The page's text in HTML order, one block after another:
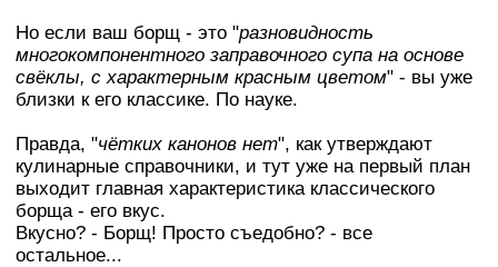
Но если ваш борщ - это "разновидность
многокомпонентного заправочного супа на основе
свёклы, с характерным красным цветом" - вы уже
близки к его классике. По науке.
Правда, "чётких канонов нет", как утверждают
кулинарные справочники, и тут уже на первый план
выходит главная характеристика классического
борща - его вкус.
Вкусно? - Борщ! Просто съедобно? - все
остальное...